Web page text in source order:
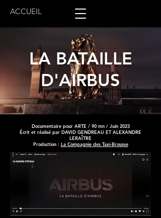
ACCUEIL
LA BATAILLE
D'AIRBUS
Documentaire pour ARTE / 90 mn / Juin 2023
Écrit et réalisé par DAVID GENDREAU ET ALEXANDRE
LERAÎTRE
Production : La Compagnie des Taxi-Brousse